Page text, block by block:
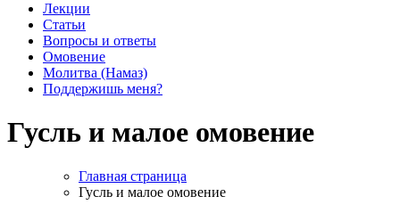
Лекции
Статьи
Вопросы и ответы
Омовение
Молитва (Намаз)
Поддержишь меня?
Гусль и малое омовение
Главная страница
Гусль и малое омовение